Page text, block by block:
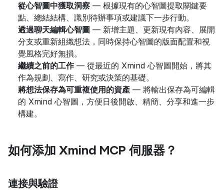
從心智圖中獲取洞察 — 根據現有的心智圖提取關鍵要
點、總結結構、識別待辦事項或建議下一步行動。
透過聊天編輯心智圖 — 新增主題、更新現有內容、展開
分支或重新組織想法，同時保持心智圖的版面配置和視
覺風格完好無損。
繼續之前的工作 — 從最近的 Xmind 心智圖開始，將其
作為規劃、寫作、研究或決策的基礎。
將想法保存為可重複使用的資產 — 將輸出保存為可編輯
的 Xmind 心智圖，方便日後開啟、精簡、分享和進一步
構建。
如何添加 Xmind MCP 伺服器？
連接與驗證